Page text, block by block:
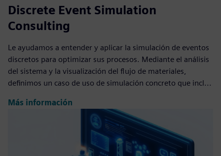
Discrete Event Simulation
Consulting
Le ayudamos a entender y aplicar la simulación de eventos
discretos para optimizar sus procesos. Mediante el análisis
del sistema y la visualización del flujo de materiales,
definimos un caso de uso de simulación concreto que incl...
Más información